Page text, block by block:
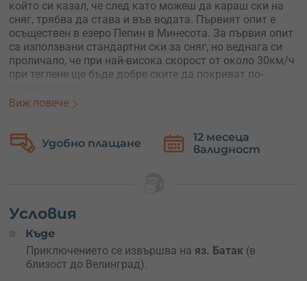
който си казал, че след като можеш да караш ски на
сняг, трябва да става и във водата. Първият опит е
осъществен в езеро Пепин в Минесота. За първия опит
са използвани стандартни ски за сняг, но веднага си
проличало, че при най-висока скорост от около 30км/ч
при теглене ще бъде добре ските да покриват по-
частица от чара си. Приключениетона водни ски на яз.
Батак до Велинград
е организирано от инструктори,
Ако не можеш да се изправиш на водни ски, опитай
първо Нийборда (Kneeboard)
Kneeboard е разновидност на уейкборд-а, която
Виж повече
12 месеца
валидност
Безплатна
замяна
Условия
Къде
Приключението се извършва на яз. Батак (в
близост до Велинград).